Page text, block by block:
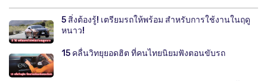
5 สิ่งต้องรู้! เตรียมรถให้พร้อม สำหรับการใช้งานในฤดู
หนาว!
15 คลื่นวิทยุยอดฮิต ที่คนไทยนิยมฟังตอนขับรถ